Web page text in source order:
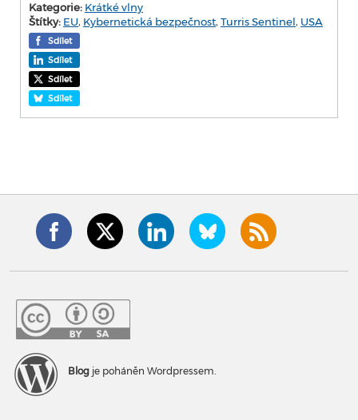
Kategorie: Krátké vlny
Štítky: EU, Kybernetická bezpečnost, Turris Sentinel, USA
Sdílet
Sdílet
Sdílet
Sdílet
Blog je poháněn Wordpressem.